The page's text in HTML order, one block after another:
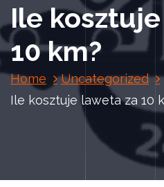
Ile
10 km?
Home
Uncategorized
Ile kosztuje laweta za 10